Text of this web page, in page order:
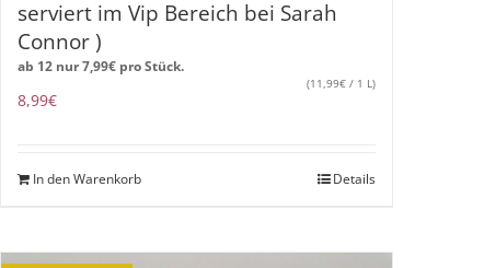
serviert im Vip Bereich bei Sarah
Connor )
ab 12 nur7,99€ pro Stück.
8,99€
(11,99€/ 1 L)
In den Warenkorb Details